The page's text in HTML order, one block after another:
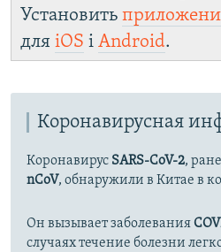
Установить
для iOS і Android.
Коронавирусная
Коронавирус SARS-CoV-2,
nCoV, обнаружили в Китае в
Он вызывает заболевания
случаях течение болезни